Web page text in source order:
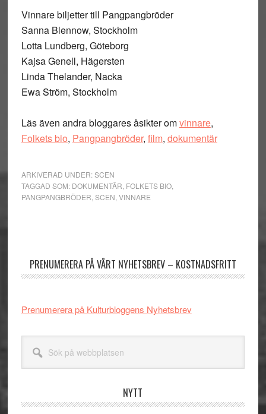
Vinnare biljetter till Pangpangbröder
Sanna Blennow, Stockholm
Lotta Lundberg, Göteborg
Kajsa Genell, Hägersten
Linda Thelander, Nacka
Ewa Ström, Stockholm
Läs även andra bloggares åsikter omvinnare,
Folkets bio, Pangpangbröder, film, dokumentär
ARKIVERAD UNDER:SCEN
TAGGAD SOM: DOKUMENTÄR FOLKETS BIO,
PANGPANGBRÖDER SCEN VINNARE
PRENUMERERA PÅ VÅRT NYHETSBREV – KOSTNADSFRITT
Prenumerera på Kulturbloggens Nyhetsbrev
webbplatsen
NYTT